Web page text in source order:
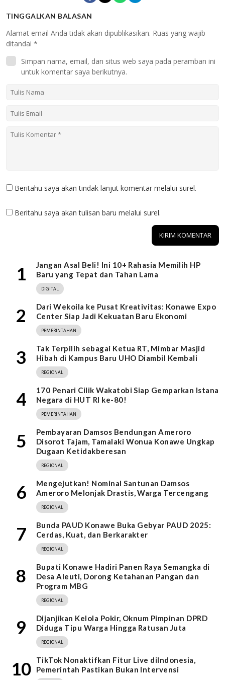
TINGGALKAN BALASAN
Alamat email Anda tidak akan dipublikasikan. Ruas yang wajib
ditandai *
Simpan nama, email, dan situs web saya pada peramban ini
untuk komentar saya berikutnya.
Beritahu saya akan tindak lanjut komentar melalui surel.
Beritahu saya akan tulisan baru melalui surel.
1
Jangan Asal Beli! Ini 10+ Rahasia Memilih HP
Baru yang Tepat dan Tahan Lama
DIGITAL
2
Dari Wekoila ke Pusat Kreativitas: Konawe Expo
Center Siap Jadi Kekuatan Baru Ekonomi
PEMERINTAHAN
3
Tak Terpilih sebagai Ketua RT, Mimbar Masjid
Hibah di Kampus Baru UHO Diambil Kembali
REGIONAL
4
170 Penari Cilik Wakatobi Siap Gemparkan Istana
Negara di HUT RI ke-80!
PEMERINTAHAN
5
Pembayaran Damsos Bendungan Ameroro
Disorot Tajam, Tamalaki Wonua Konawe Ungkap
Dugaan Ketidakberesan
REGIONAL
6
Mengejutkan! Nominal Santunan Damsos
Ameroro Melonjak Drastis, Warga Tercengang
REGIONAL
7
Bunda PAUD Konawe Buka Gebyar PAUD 2025:
Cerdas, Kuat, dan Berkarakter
REGIONAL
8
Bupati Konawe Hadiri Panen Raya Semangka di
Desa Aleuti, Dorong Ketahanan Pangan dan
Program MBG
REGIONAL
9
Dijanjikan Kelola Pokir, Oknum Pimpinan DPRD
Diduga Tipu Warga Hingga Ratusan Juta
REGIONAL
10
TikTok Nonaktifkan Fitur Live diIndonesia,
Pemerintah Pastikan Bukan Intervensi